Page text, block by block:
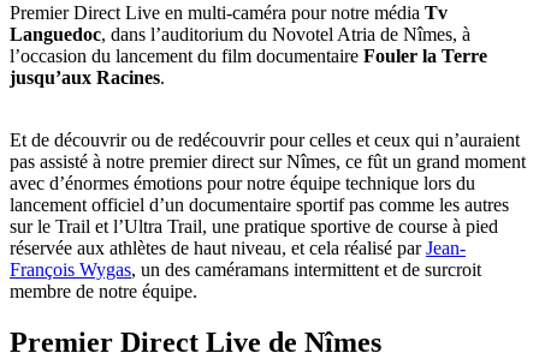
Premier Direct Live en multi-caméra pour notre média Tv
Languedoc, dans l’auditorium du Novotel Atria de Nîmes, à
l’occasion du lancement du film documentaire Fouler la Terre
jusqu’aux Racines.
Et de découvrir ou de redécouvrir pour celles et ceux qui n’auraient
pas assisté à notre premier direct sur Nîmes, ce fût un grand moment
avec d’énormes émotions pour notre équipe technique lors du
lancement officiel d’un documentaire sportif pas comme les autres
sur le Trail et l’Ultra Trail, une pratique sportive de course à pied
réservée aux athlètes de haut niveau, et cela réalisé parJean-
François Wygas, un des caméramans intermittent et de surcroit
membre de notre équipe.
Premier Direct Live de Nîmes